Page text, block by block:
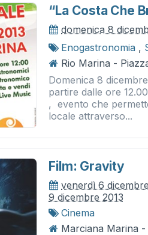
“la Costa Che
domenica 8
Enogastronomia ,
Rio Marina -
Domenica 8
partire dalle ore
, evento che
locale attraverso...
Film: Gravity
venerdì 6
9 dicembre 2013
Cinema
Marciana Marina